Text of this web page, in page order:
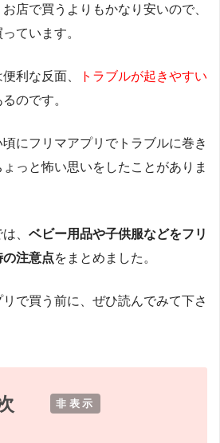
店で買うよりもかなり安いので、
ています。
利な反面、
トラブルが起きやすい
るのです。
にフリマアプリでトラブルに巻き
っと怖い思いをしたことがありま
、 ベビー用品や子供服などをフリ
注意点をまとめました。
で買う前に、ぜひ読んでみて下さ
[非表示